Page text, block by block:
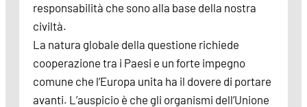
responsabilità che sono alla base della nostra
civiltà.
La natura globale della questione richiede
cooperazione tra i Paesi e un forte impegno
comune che l’Europa unita ha il dovere di portare
avanti. L’auspicio è che gli organismi dell’Unione